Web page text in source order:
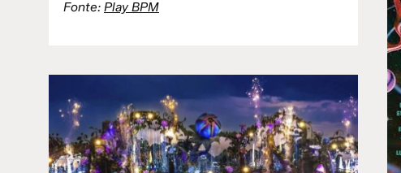
Fonte: Play BPM